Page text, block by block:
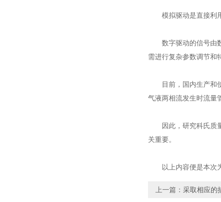
模拟驱动是直接利用
数字驱动的信号由数
需进行复杂参数调节和
目前，国内生产和使
气液两相流发生时流量
因此，研究科氏质量
关重要。
以上内容便是本次为
上一篇： 采取相应的